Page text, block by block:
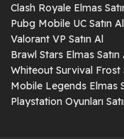
Clash Royale Elmas
Pubg Mobile UC Satın Al
Valorant VP Satın Al
Brawl Stars Elmas Satın
Whiteout Survival Frost
Mobile Legends Elmas
Playstation Oyunları